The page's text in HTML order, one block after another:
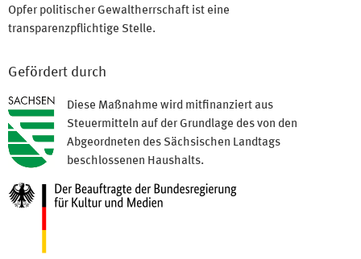
Opfer politischer Gewaltherrschaft ist eine
transparenzpflichtige Stelle.
Gefördert durch
Diese Maßnahme wird mitfinanziert aus
Steuermitteln auf der Grundlage des von den
Abgeordneten des Sächsischen Landtags
beschlossenen Haushalts.